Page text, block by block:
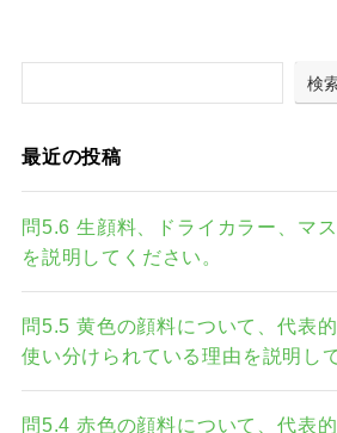
検
最近の投稿
問5.6 生顔料、ドライカラー、マ
を説明してください。
問5.5 黄色の顔料について、代表
使い分けられている理由を説明し
問5.4 赤色の顔料について、代表